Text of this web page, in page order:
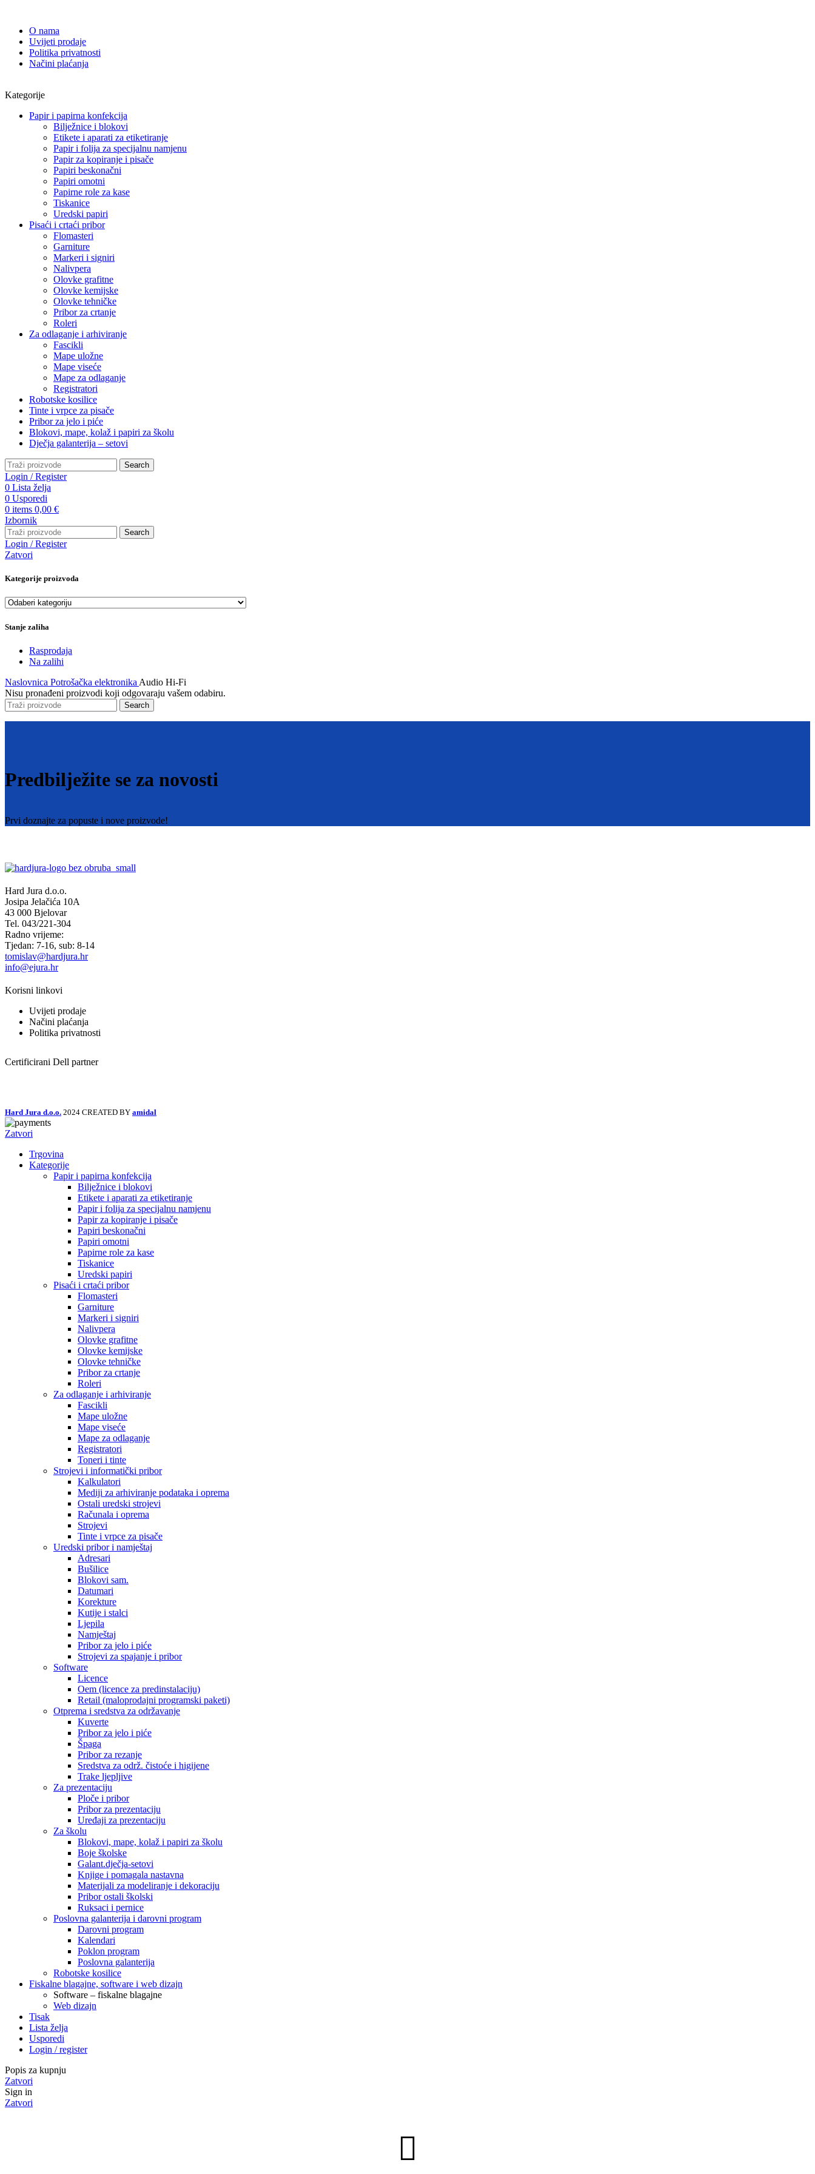
O nama
Uvijeti prodaje
Politika privatnosti
Načini plaćanja
Kategorije
Papir i papirna konfekcija
Bilježnice i blokovi
Etikete i aparati za etiketiranje
Papir i folija za specijalnu namjenu
Papir za kopiranje i pisače
Papiri beskonačni
Papiri omotni
Papirne role za kase
Tiskanice
Uredski papiri
Pisaći i crtaći pribor
Flomasteri
Garniture
Markeri i signiri
Nalivpera
Olovke grafitne
Olovke kemijske
Olovke tehničke
Pribor za crtanje
Roleri
Za odlaganje i arhiviranje
Fascikli
Mape uložne
Mape viseće
Mape za odlaganje
Registratori
Robotske kosilice
Tinte i vrpce za pisače
Pribor za jelo i piće
Blokovi, mape, kolaž i papiri za školu
Dječja galanterija – setovi
Search
Login / Register
0 Lista želja
0 Usporedi
0 items 0,00 €
Izbornik
Search
Login / Register
Zatvori
Kategorije proizvoda
Stanje zaliha
Rasprodaja
Na zalihi
Naslovnica Potrošačka elektronika Audio Hi-Fi
Nisu pronađeni proizvodi koji odgovaraju vašem odabiru.
Search
Predbilježite se za novosti
Prvi doznajte za popuste i nove proizvode!
Hard Jura d.o.o.
Josipa Jelačića 10A
43 000 Bjelovar
Tel. 043/221-304
Radno vrijeme:
Tjedan: 7-16, sub: 8-14
tomislav@hardjura.hr
info@ejura.hr
Korisni linkovi
Uvijeti prodaje
Načini plaćanja
Politika privatnosti
Certificirani Dell partner
Hard Jura d.o.o. 2024 CREATED BY amidal
Zatvori
Trgovina
Kategorije
Papir i papirna konfekcija
Bilježnice i blokovi
Etikete i aparati za etiketiranje
Papir i folija za specijalnu namjenu
Papir za kopiranje i pisače
Papiri beskonačni
Papiri omotni
Papirne role za kase
Tiskanice
Uredski papiri
Pisaći i crtaći pribor
Flomasteri
Garniture
Markeri i signiri
Nalivpera
Olovke grafitne
Olovke kemijske
Olovke tehničke
Pribor za crtanje
Roleri
Za odlaganje i arhiviranje
Fascikli
Mape uložne
Mape viseće
Mape za odlaganje
Registratori
Toneri i tinte
Strojevi i informatički pribor
Kalkulatori
Mediji za arhiviranje podataka i oprema
Ostali uredski strojevi
Računala i oprema
Strojevi
Tinte i vrpce za pisače
Uredski pribor i namještaj
Adresari
Bušilice
Blokovi sam.
Datumari
Korekture
Kutije i stalci
Ljepila
Namještaj
Pribor za jelo i piće
Strojevi za spajanje i pribor
Software
Licence
Oem (licence za predinstalaciju)
Retail (maloprodajni programski paketi)
Otprema i sredstva za održavanje
Kuverte
Pribor za jelo i piće
Špaga
Pribor za rezanje
Sredstva za održ. čistoće i higijene
Trake ljepljive
Za prezentaciju
Ploče i pribor
Pribor za prezentaciju
Uređaji za prezentaciju
Za školu
Blokovi, mape, kolaž i papiri za školu
Boje školske
Galant.dječja-setovi
Knjige i pomagala nastavna
Materijali za modeliranje i dekoraciju
Pribor ostali školski
Ruksaci i pernice
Poslovna galanterija i darovni program
Darovni program
Kalendari
Poklon program
Poslovna galanterija
Robotske kosilice
Fiskalne blagajne, software i web dizajn
Software – fiskalne blagajne
Web dizajn
Tisak
Lista želja
Usporedi
Login / register
Popis za kupnju
Zatvori
Sign in
Zatvori